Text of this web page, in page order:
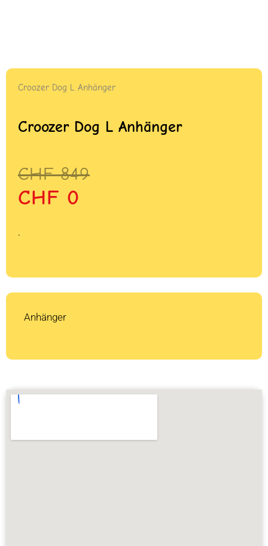
Croozer Dog L Anhänger
Croozer Dog L Anhänger
CHF849
Ursprünglicher
Preis
war:
CHF 849
CHF 0
Aktueller
Preis
ist:
CHF 0.
.
Anhänger